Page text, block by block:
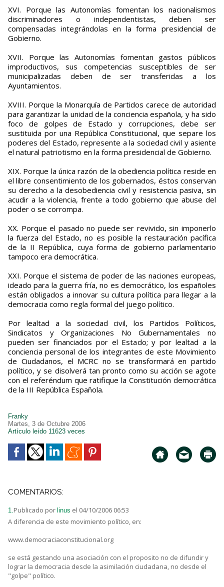
XVI. Porque las Autonomías fomentan los nacionalismos
discriminadores o independentistas, deben ser
compensadas integrándolas en la forma presidencial de
Gobierno.
XVII. Porque las Autonomías fomentan gastos públicos
improductivos, sus competencias susceptibles de ser
municipalizadas deben de ser transferidas a los
Ayuntamientos.
XVIII. Porque la Monarquía de Partidos carece de autoridad
para garantizar la unidad de la conciencia española, y ha sido
foco de golpes de Estado y corrupciones, debe ser
sustituida por una República Constitucional, que separe los
poderes del Estado, represente a la sociedad civil y asiente
el natural patriotismo en la forma presidencial de Gobierno.
XIX. Porque la única razón de la obediencia política reside en
el libre consentimiento de los gobernados, éstos conservan
su derecho a la desobediencia civil y resistencia pasiva, sin
acudir a la violencia, frente a todo gobierno que abuse del
poder o se corrompa.
XX. Porque el pasado no puede ser revivido, sin imponerlo
la fuerza del Estado, no es posible la restauración pacífica
de la II República, cuya forma de gobierno parlamentario
tampoco era democrática.
XXI. Porque el sistema de poder de las naciones europeas,
ideado para la guerra fría, no es democrático, los españoles
están obligados a innovar su cultura política para llegar a la
democracia como regla formal del juego político.
Por lealtad a la sociedad civil, los Partidos Políticos,
Sindicatos y Organizaciones No Gubernamentales no
pueden ser financiados por el Estado; y por lealtad a la
conciencia personal de los integrantes de este Movimiento
de Ciudadanos, el MCRC no se transformará en partido
político, y se disolverá tan pronto como su acción se agote
con el referéndum que ratifique la Constitución democrática
de la III República Española.
Franky
Martes, 3 de Octubre 2006
Artículo leído 11623 veces
COMENTARIOS:
1.Publicado por linus el 04/10/2006 06:53
A diferencia de este movimiento político, en:
www.democraciaconstitucional.org
se está gestando una asociación con el proposito no de difundir y
lograr la democracia desde la asimilación ciudadana, no desde el
"golpe" político.